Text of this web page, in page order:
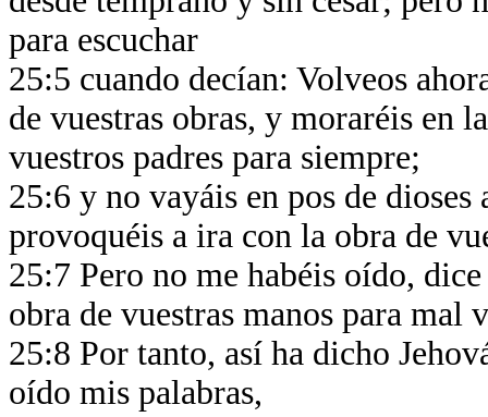
para escuchar
25:5 cuando decían: Volveos
de vuestras obras, y moraréis en
vuestros padres para siempre;
25:6 y no vayáis en pos de
provoquéis a ira con la obra de
25:7 Pero no me habéis oído,
obra de vuestras manos para mal
25:8 Por tanto, así ha dicho
oído mis palabras,